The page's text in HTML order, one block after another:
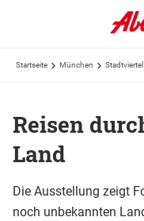
Startseite München Stadtviertel
Reisen
Land
Die Ausstellung zeigt
noch unbekannten